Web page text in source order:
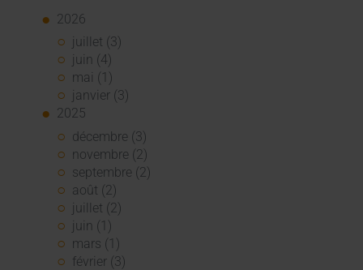
2026
juillet (3)
juin (4)
mai (1)
janvier (3)
2025
décembre (3)
novembre (2)
septembre (2)
août (2)
juillet (2)
juin (1)
mars (1)
février (3)